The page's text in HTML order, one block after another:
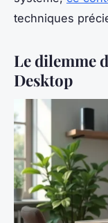
techniques
Le dilemme
Desktop